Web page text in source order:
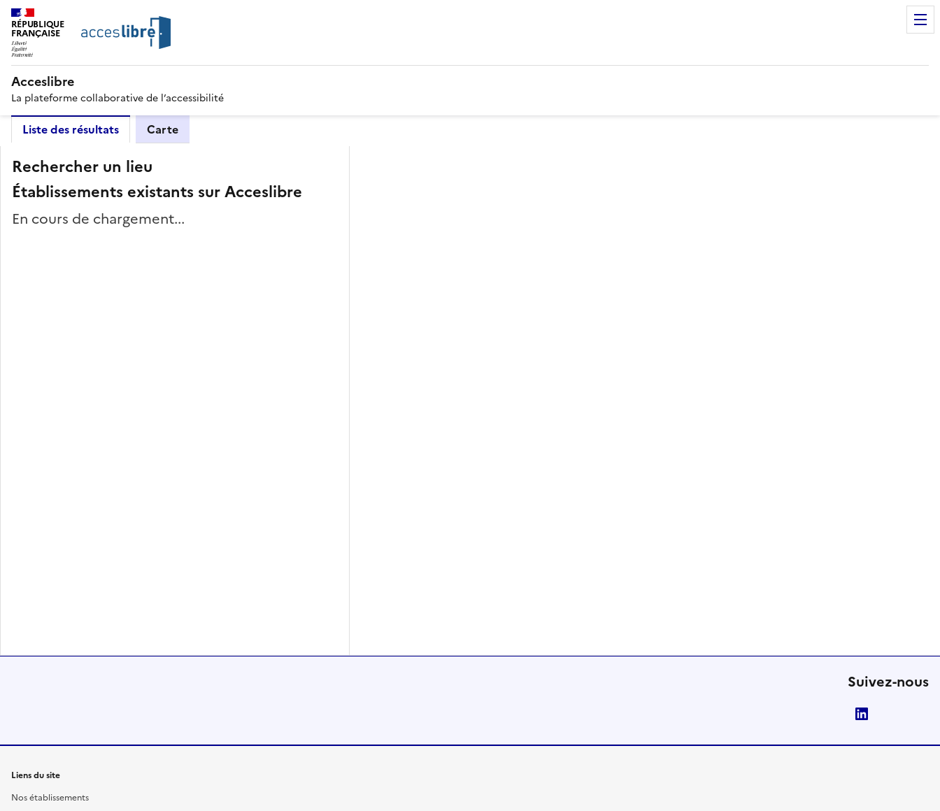
RÉPUBLIQUE
FRANÇAISE
Acceslibre
La plateforme collaborative de l’accessibilité
Liste des résultats Carte
Rechercher un lieu
Établissements existants sur Acceslibre
En cours de chargement...
Suivez-nous
Liens du site
Nos établissements